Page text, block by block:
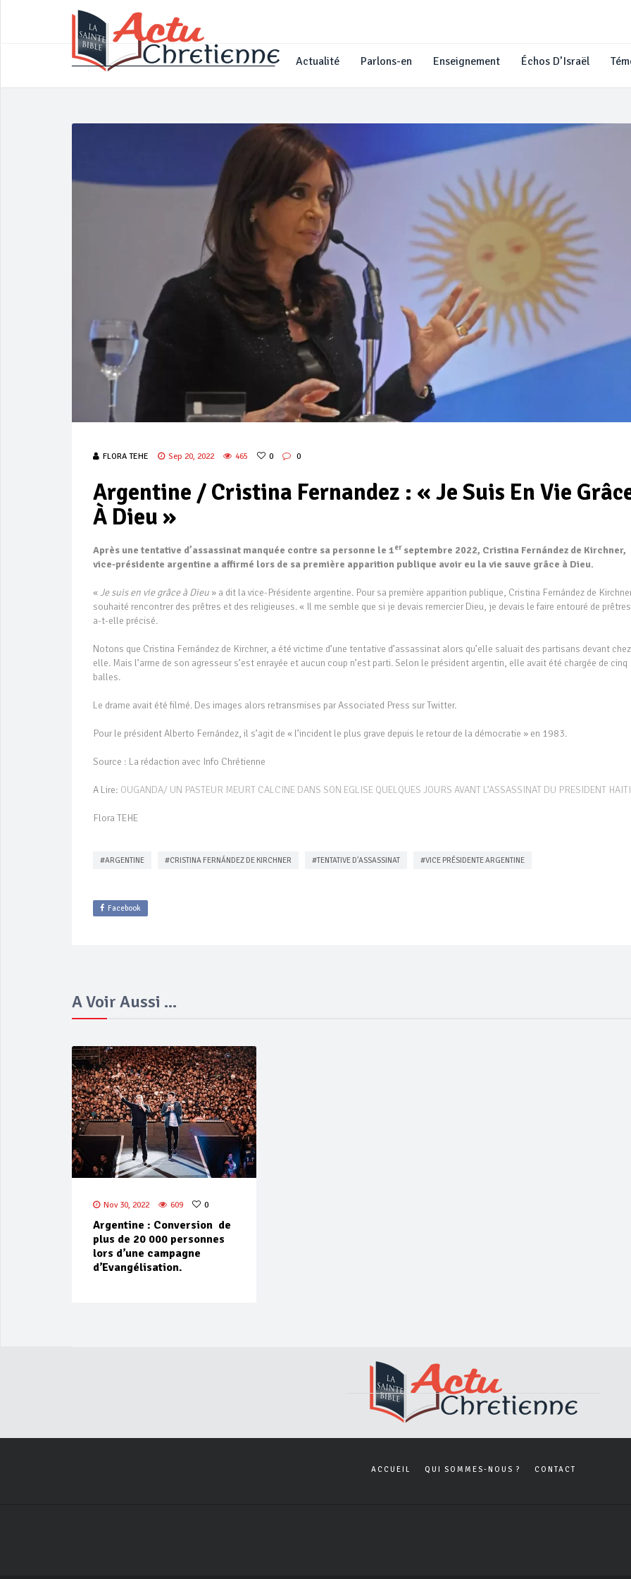
____________________________________ Actualité Parlons-en Enseignement Échos D’Israël
FLORA TEHE Sep 20, 2022 465 0 0
Argentine / Cristina Fernandez : « Je Suis En Vie
À Dieu »
Après une tentative d’assassinat manquée contre sa personne le 1erseptembre 2022, Cristina Fernández de Kirchner,
vice-présidente argentine a affirmé lors de sa première apparition publique avoir eu la vie sauve grâce à Dieu.
«Je suis en vie grâce à Dieu » a dit la vice-Présidente argentine. Pour sa première apparition publique, Cristina Fernández de
souhaité rencontrer des prêtres et des religieuses. « Il me semble que si je devais remercier Dieu, je devais le faire entouré de
a-t-elle précisé.
Notons que Cristina Fernández de Kirchner, a été victime d’une tentative d’assassinat alors qu’elle saluait des partisans devant chez
elle. Mais l’arme de son agresseur s’est enrayée et aucun coup n’est parti. Selon le président argentin, elle avait été chargée de cinq
balles.
Le drame avait été filmé. Des images alors retransmises par Associated Press sur Twitter.
Pour le président Alberto Fernández, il s’agit de « l’incident le plus grave depuis le retour de la démocratie » en 1983.
Source : La rédaction avec Info Chrétienne
A Lire: OUGANDA/ UN PASTEUR MEURT CALCINE DANS SON EGLISE QUELQUES JOURS AVANT L’ASSASSINAT DU PRESIDENT
Flora TEHE
#ARGENTINE #CRISTINA FERNÁNDEZ DE KIRCHNER #TENTATIVE D'ASSASSINAT #VICE PRÉSIDENTE ARGENTINE
Facebook
A Voir Aussi ...
Nov 30, 2022 609 0
Argentine : Conversion de
plus de 20 000 personnes
lors d’une campagne
d’Evangélisation.
ACCUEIL QUI SOMMES-NOUS ? CONTACT